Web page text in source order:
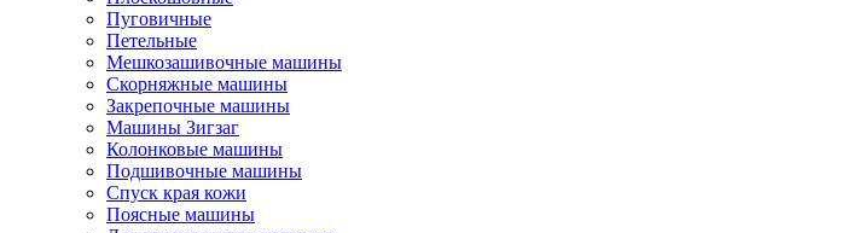
Пуговичные
Петельные
Мешкозашивочные машины
Скорняжные машины
Закрепочные машины
Машины Зигзаг
Колонковые машины
Подшивочные машины
Спуск края кожи
Поясные машины